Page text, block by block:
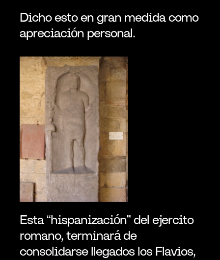
Dicho esto en gran medida como
apreciación personal.
Esta “hispanización” del ejercito
romano, terminará de
consolidarse llegados los Flavios,